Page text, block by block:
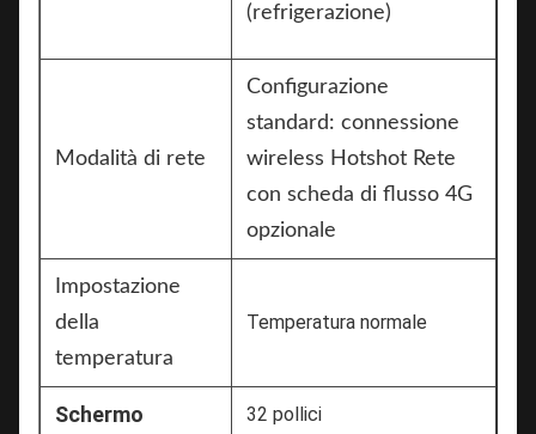
(refrigerazione)
Modalità di rete
Configurazione
standard: connessione
wireless Hotshot Rete
con scheda di flusso 4G
opzionale
Impostazione
della
temperatura
Temperatura normale
Schermo 32 pollici